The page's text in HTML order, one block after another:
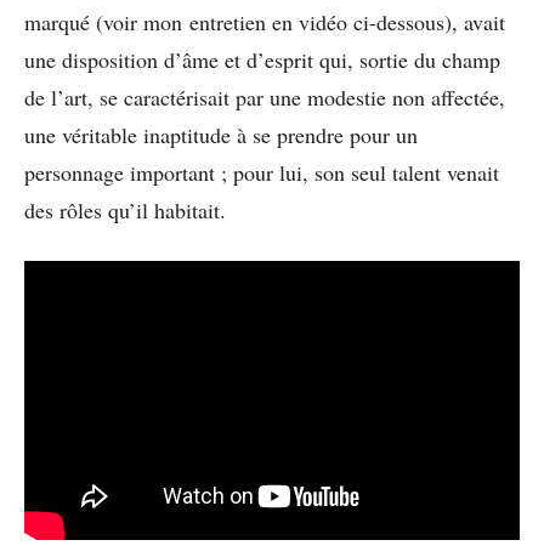
marqué (voir mon entretien en vidéo ci-dessous), avait
une disposition d’âme et d’esprit qui, sortie du champ
de l’art, se caractérisait par une modestie non affectée,
une véritable inaptitude à se prendre pour un
personnage important ; pour lui, son seul talent venait
des rôles qu’il habitait.